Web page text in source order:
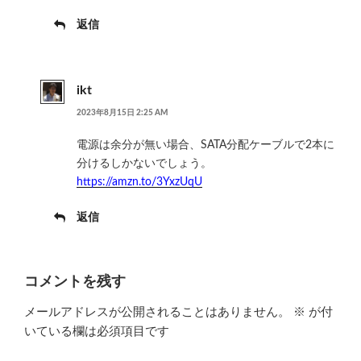
返信
ikt
2023年8月15日 2:25 AM
電源は余分が無い場合、SATA分配ケーブルで2本に
分けるしかないでしょう。
https://amzn.to/3YxzUqU
返信
コメントを残す
メールアドレスが公開されることはありません。 ※ が付
いている欄は必須項目です